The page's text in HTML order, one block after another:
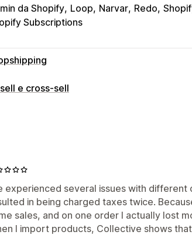
da Shopify Loop Narvar Redo
Subscriptions
que você pode vender
para aquisição de produtos
Austrália Canadá Dinamarca
Países Baixos Reino Unido
e cross-sell
experienced several issues with
in being charged taxes twice.
sales, and on one order I actually lost
I import products, Collective shows